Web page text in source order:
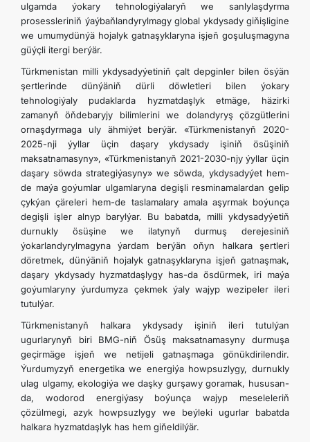
ulgamda ýokary tehnologiýalaryň we sanlylaşdyrma
prosessleriniň ýaýbaňlandyrylmagy global ykdysady giňişligine
we umumydünýä hojalyk gatnaşyklaryna işjeň goşuluşmagyna
güýçli itergi berýär.
Türkmenistan milli ykdysadyýetiniň çalt depginler bilen ösýän
şertlerinde dünýäniň dürli döwletleri bilen ýokary
tehnologiýaly pudaklarda hyzmatdaşlyk etmäge, häzirki
zamanyň öňdebaryjy bilimlerini we dolandyryş çözgütlerini
ornaşdyrmaga uly ähmiýet berýär. «Türkmenistanyň 2020-
2025-nji ýyllar üçin daşary ykdysady işiniň ösüşiniň
maksatnamasyny», «Türkmenistanyň 2021-2030-njy ýyllar üçin
daşary söwda strategiýasyny» we söwda, ykdysadyýet hem-
de maýa goýumlar ulgamlaryna degişli resminamalardan gelip
çykýan çäreleri hem-de taslamalary amala aşyrmak boýunça
degişli işler alnyp barylýar. Bu babatda, milli ykdysadyýetiň
durnukly ösüşine we ilatynyň durmuş derejesiniň
ýokarlandyrylmagyna ýardam berýän oňyn halkara şertleri
döretmek, dünýäniň hojalyk gatnaşyklaryna işjeň gatnaşmak,
daşary ykdysady hyzmatdaşlygy has-da ösdürmek, iri maýa
goýumlaryny ýurdumyza çekmek ýaly wajyp wezipeler ileri
tutulýar.
Türkmenistanyň halkara ykdysady işiniň ileri tutulýan
ugurlarynyň biri BMG-niň Ösüş maksatnamasyny durmuşa
geçirmäge işjeň we netijeli gatnaşmaga gönükdirilendir.
Ýurdumyzyň energetika we energiýa howpsuzlygy, durnukly
ulag ulgamy, ekologiýa we daşky gurşawy goramak, hususan-
da, wodorod energiýasy boýunça wajyp meseleleriň
çözülmegi, azyk howpsuzlygy we beýleki ugurlar babatda
halkara hyzmatdaşlyk has hem giňeldilýär.